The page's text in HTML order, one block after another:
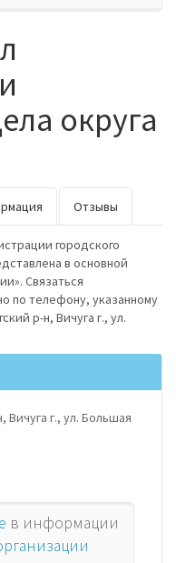
округа
Отзывы
городского
в основной
Связаться
по телефону, указанному
р-н, Вичуга г., ул.
Вичуга г., ул. Большая
в информации